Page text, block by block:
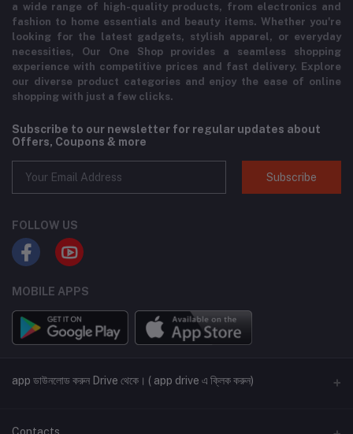
a wide range of high-quality products, from electronics and
fashion to home essentials and beauty items. Whether you're
looking for the latest gadgets, stylish apparel, or everyday
necessities, Our One Shop provides a seamless shopping
experience with competitive prices and fast delivery. Explore
our diverse product categories and enjoy the ease of online
shopping with just a few clicks.
Subscribe to our newsletter for regular updates about
Offers, Coupons & more
Subscribe
FOLLOW US
MOBILE APPS
app ডাউনলোড করুন Drive থেকে। ( app drive এ ক্লিক করুন)
App drive